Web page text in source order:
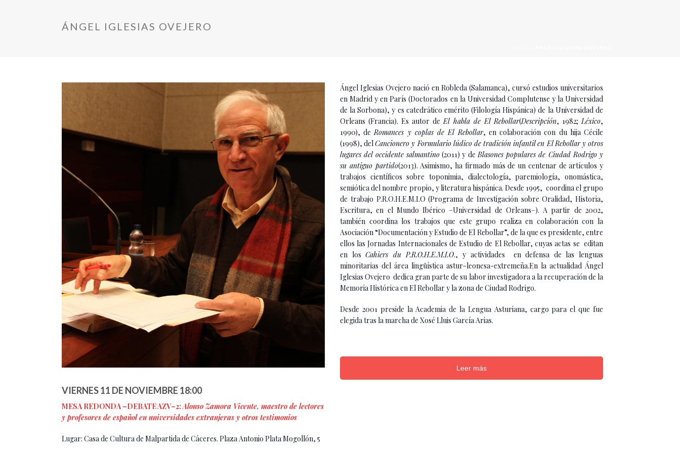
ÁNGEL IGLESIAS OVEJERO
VIERNES 11 DE NOVIEMBRE 18:00
MESA REDONDA –DEBATE AZV–2:Alonso Zamora Vicente, maestro de lectores
y profesores de español en universidades extranjeras y otros testimonios
Lugar: Casa de Cultura de Malpartida de Cáceres. Plaza Antonio Plata Mogollón, 5
Ángel Iglesias Ovejero nació en Robleda (Salamanca), cursó estudios universitarios
en Madrid y en París (Doctorados en la Universidad Complutense y la Universidad
de la Sorbona), y es catedrático emérito (Filología Hispánica) de la Universidad de
Orleans (Francia). Es autor deEl habla de El Rebollar(Descripción, 1982;Léxico,
1990), deRomances y coplas de El Rebollar, en colaboración con du hija Cécile
(1998), delCancionero y Formulario lúdico de tradición infantil en El Rebollar y otros
lugares del occidente salmantino(2011) y deBlasones populares de Ciudad Rodrigo y
su antiguo partido(2013). Asimismo, ha firmado más de un centenar de artículos y
trabajos científicos sobre toponimia, dialectología, paremiología, onomástica,
semiótica del nombre propio, y literatura hispánica. Desde 1995, coordina el grupo
de trabajo P.R.O.H.E.M.I.O (Programa de Investigación sobre Oralidad, Historia,
Escritura, en el Mundo Ibérico –Universidad de Orleans–). A partir de 2002,
también coordina los trabajos que este grupo realiza en colaboración con la
Asociación “Documentación y Estudio de El Rebollar”, de la que es presidente, entre
ellos las Jornadas Internacionales de Estudio de El Rebollar, cuyas actas se editan
en losCahiers du P.R.O.H.E.M.I.O., y actividades en defensa de las lenguas
minoritarias del área lingüística astur-leonesa-extremeña.En la actualidad Ángel
Iglesias Ovejero dedica gran parte de su labor investigadora a la recuperación de la
Memoria Histórica en El Rebollar y la zona de Ciudad Rodrigo.
Desde 2001 preside la Academia de la Lengua Asturiana, cargo para el que fue
elegida tras la marcha de Xosé Lluis García Arias.
Leer más